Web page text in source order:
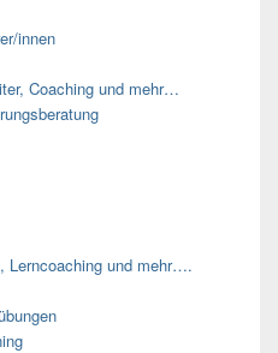
innen
Coaching und mehr…
Lerncoaching und mehr….